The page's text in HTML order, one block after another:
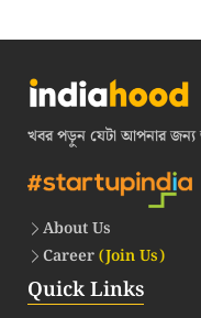
খবর পড়ুন যেটা আপনার
About Us
Career(Join Us)
Quick Links